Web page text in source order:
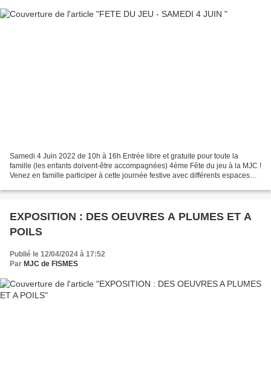
Samedi 4 Juin 2022 de 10h à 16h Entrée libre et gratuite pour toute la
famille (les enfants doivent-être accompagnées) 4ème Fête du jeu à la MJC !
Venez en famille participer à cette journée festive avec différents espaces
EXPOSITION : DES OEUVRES A PLUMES ET A
POILS
Publié le 12/04/2024 à 17:52
Par MJC de FISMES